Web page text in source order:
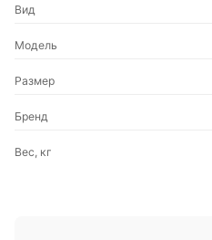
Вид
Модель
Размер
Бренд
Вес, кг